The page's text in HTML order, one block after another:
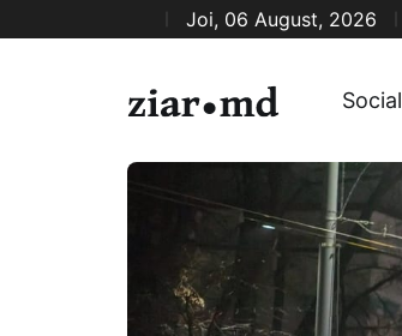
Joi, 06 August, 2026
Social